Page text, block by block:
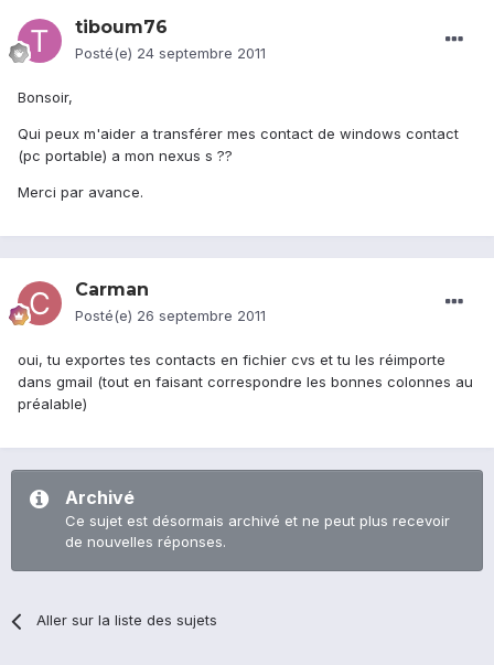
tiboum76
Posté(e) 24 septembre 2011
Bonsoir,
Qui peux m'aider a transférer mes contact de windows contact
(pc portable) a mon nexus s ??
Merci par avance.
Carman
Posté(e) 26 septembre 2011
oui, tu exportes tes contacts en fichier cvs et tu les réimporte
dans gmail (tout en faisant correspondre les bonnes colonnes au
préalable)
Archivé
Ce sujet est désormais archivé et ne peut plus recevoir
de nouvelles réponses.
Aller sur la liste des sujets